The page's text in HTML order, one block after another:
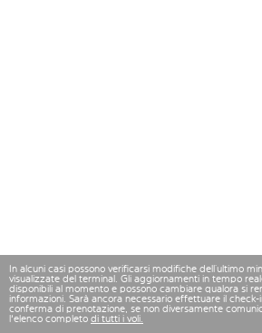
In alcuni casi possono verificarsi modifiche dell’ultimo
visualizzate del terminal. Gli aggiornamenti in tempo
disponibili al momento e possono cambiare qualora si
informazioni. Sarà ancora necessario effettuare il check-
conferma di prenotazione, se non diversamente
l'elenco completo di tutti i voli.